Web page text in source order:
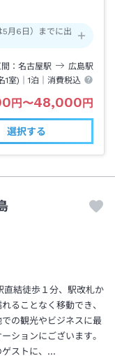
月6日）までに出
名古屋駅 広島駅
1室)｜1泊 ｜消費税込
円 〜48,000 円
選択する
直結徒歩１分、駅改札か
ることなく移動でき、
の観光やビジネスに最
ションにございます。
ゲストに、…